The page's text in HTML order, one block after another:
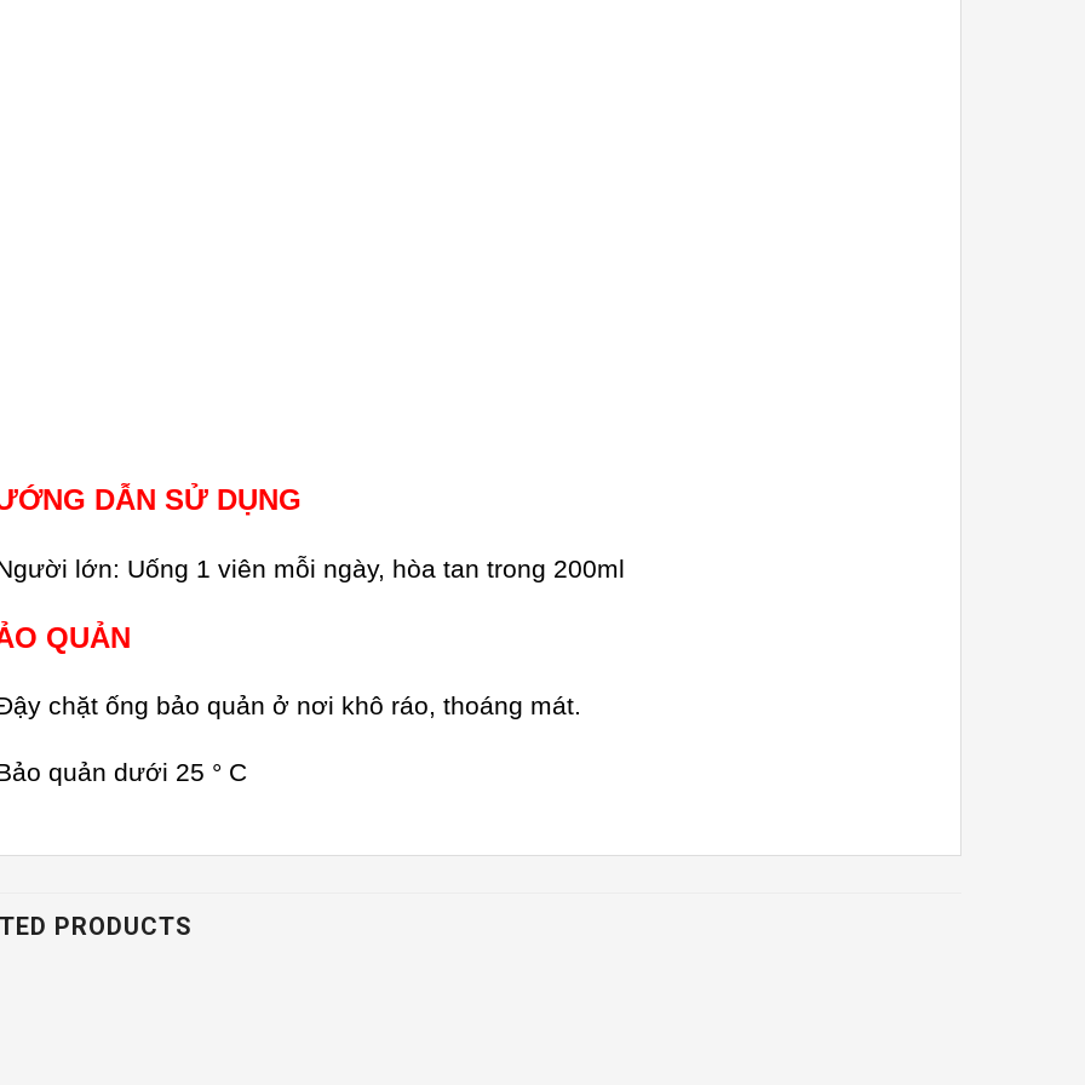
DẪN SỬ DỤNG
lớn: Uống 1 viên mỗi ngày, hòa tan trong 200ml
QUẢN
chặt ống bảo quản ở nơi khô ráo, thoáng mát.
quản dưới 25 ° C
PRODUCTS